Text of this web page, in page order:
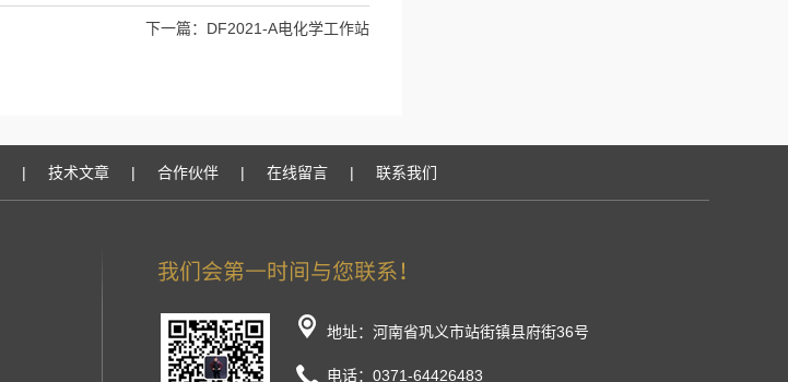
下一篇： DF2021-A电化学工作站
| 技术文章 | 合作伙伴 | 在线留言 | 联系我们
地址：河南省巩义市站街镇县府街36号
电话：0371-64426483